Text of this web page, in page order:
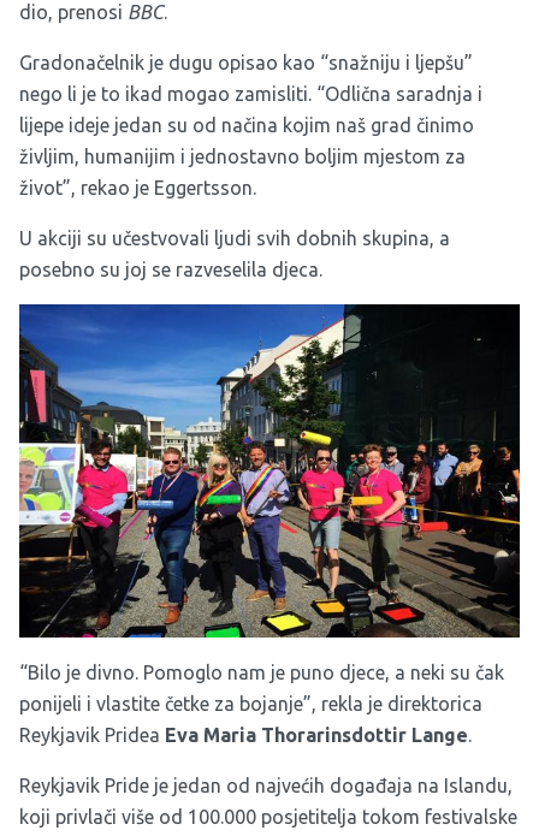
dio, prenosi BBC.
Gradonačelnik je dugu opisao kao “snažniju i ljepšu”
nego li je to ikad mogao zamisliti. “Odlična saradnja i
lijepe ideje jedan su od načina kojim naš grad činimo
življim, humanijim i jednostavno boljim mjestom za
život”, rekao je Eggertsson.
U akciji su učestvovali ljudi svih dobnih skupina, a
posebno su joj se razveselila djeca.
“Bilo je divno. Pomoglo nam je puno djece, a neki su čak
ponijeli i vlastite četke za bojanje”, rekla je direktorica
Reykjavik Pridea Eva Maria Thorarinsdottir Lange.
Reykjavik Pride je jedan od najvećih događaja na Islandu,
koji privlači više od 100.000 posjetitelja tokom festivalske